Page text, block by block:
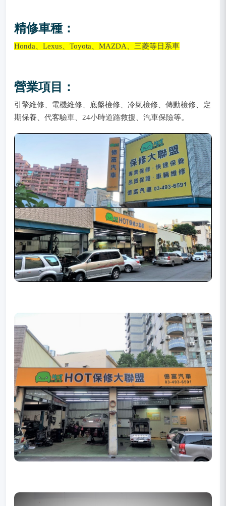
精修車種：
Honda、Lexus、Toyota、MAZDA、三菱等日系車
營業項目：
引擎維修、電機維修、底盤檢修、冷氣檢修、傳動檢修、定
期保養、代客驗車、24小時道路救援、汽車保險等。